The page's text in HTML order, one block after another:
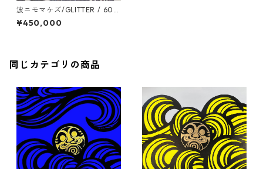
波ニモマケズ/GLITTER / 600
mm x 6000mm
¥450,000
同じカテゴリの商品